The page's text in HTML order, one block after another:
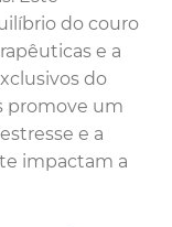
do couro
e a
do
promove um
e a
impactam a